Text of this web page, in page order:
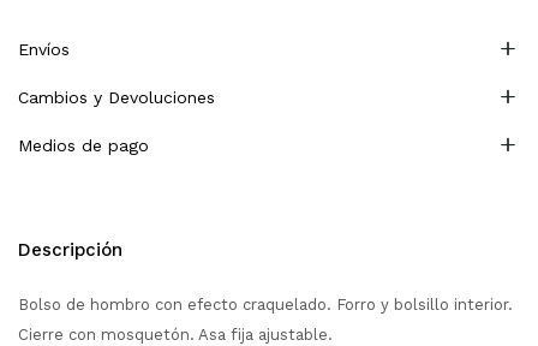
Envíos
Cambios y Devoluciones
Medios de pago
Descripción
Bolso de hombro con efecto craquelado. Forro y bolsillo interior.
Cierre con mosquetón. Asa fija ajustable.